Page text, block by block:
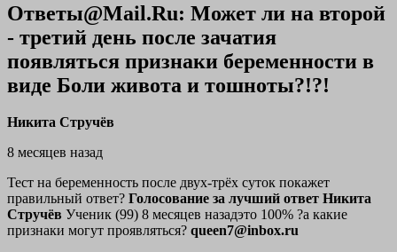
Ответы@Mail.Ru: Может ли на второй
- третий день после зачатия
появляться признаки беременности в
виде Боли живота и тошноты?!?!
Никита Стручёв
8 месяцев назад
Тест на беременность после двух-трёх суток покажет
правильный ответ? Голосование за лучший ответ Никита
Стручёв Ученик (99) 8 месяцев назадэто 100% ?а какие
признаки могут проявляться? queen7@inbox.ru